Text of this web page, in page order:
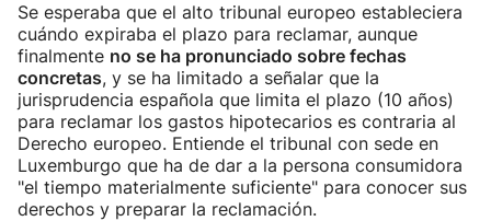
Se esperaba que el alto tribunal europeo estableciera
cuándo expiraba el plazo para reclamar, aunque
finalmente no se ha pronunciado sobre fechas
concretas, y se ha limitado a señalar que la
jurisprudencia española que limita el plazo (10 años)
para reclamar los gastos hipotecarios es contraria al
Derecho europeo. Entiende el tribunal con sede en
Luxemburgo que ha de dar a la persona consumidora
"el tiempo materialmente suficiente" para conocer sus
derechos y preparar la reclamación.